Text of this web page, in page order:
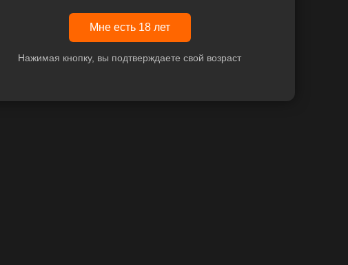
Мне есть 18 лет
Нажимая кнопку, вы подтверждаете свой возраст